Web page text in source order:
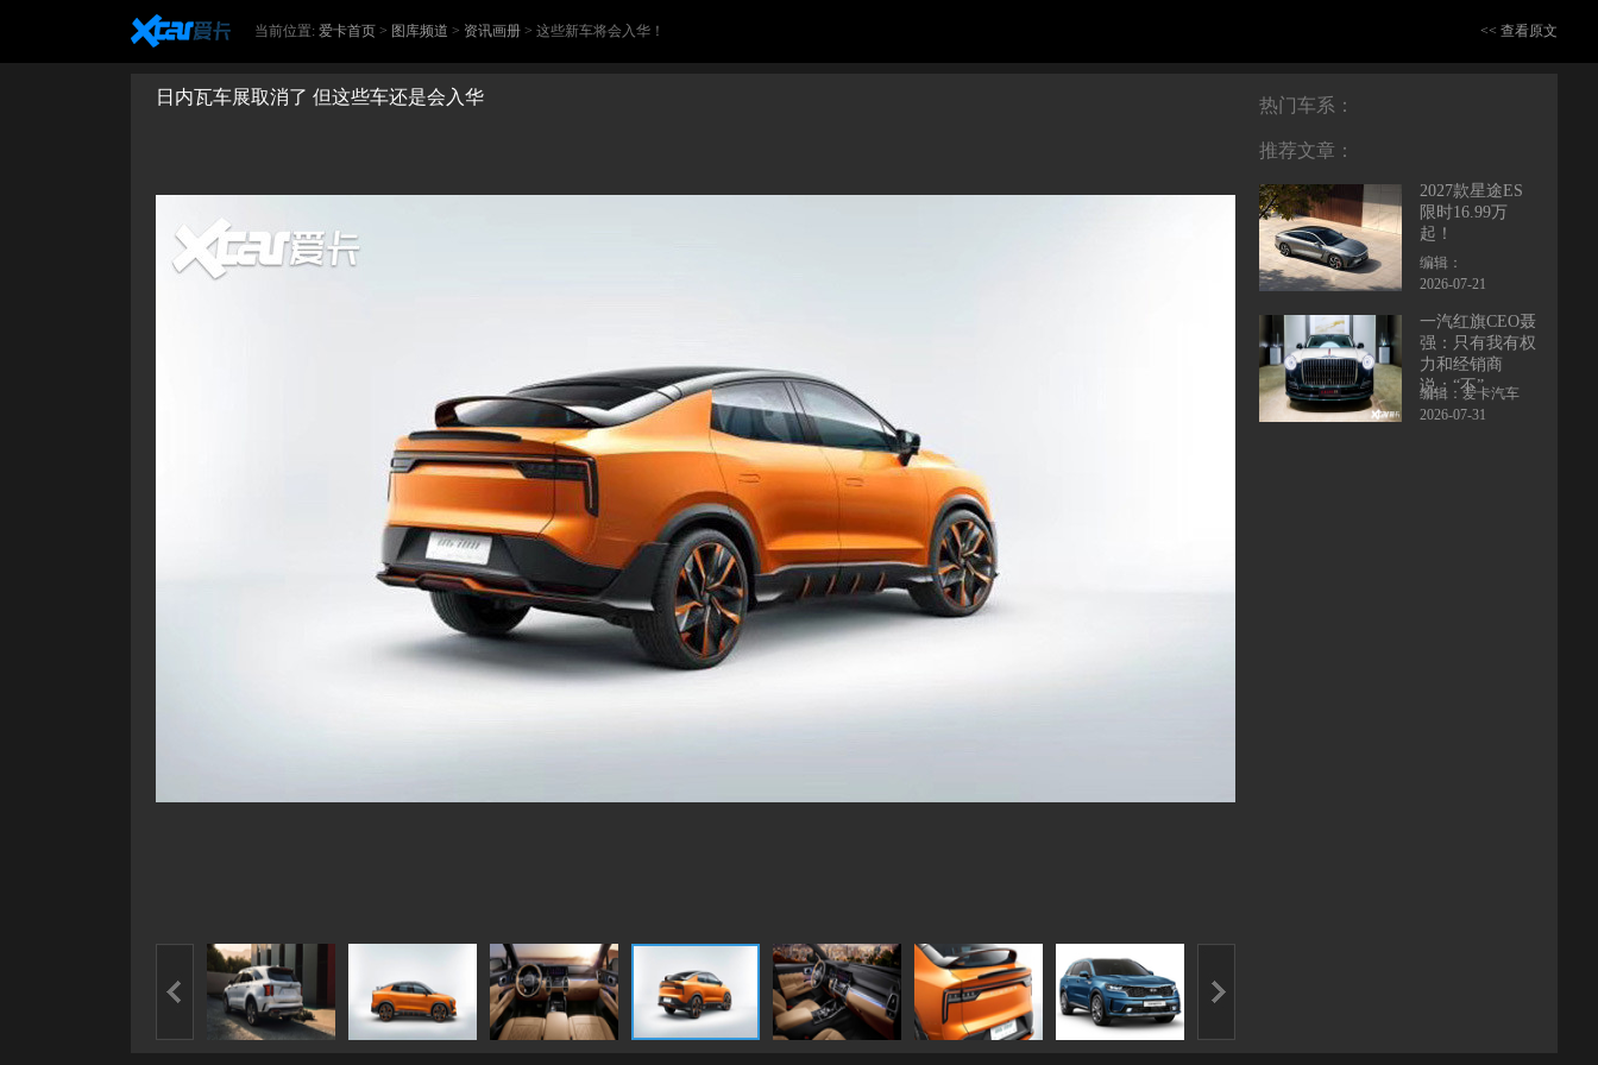
当前位置: 爱卡首页 > 图库频道 > 资讯画册 > 这些新车将会入华！ << 查看原文
日内瓦车展取消了 但这些车还是会入华 热门车系：
推荐文章：
2027款星途ES
限时16.99万
起！
编辑：
2026-07-21
一汽红旗CEO聂
强：只有我有权
力和经销商
说：“不”
编辑：爱卡汽车
2026-07-31